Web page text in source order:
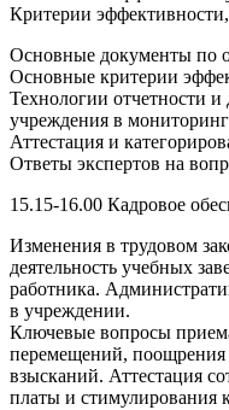
Критерии
Основные документы по
Основные критерии
Технологии отчетности и
учреждения в
Аттестация и
Ответы экспертов на
15.15-16.00 Кадровое
Изменения в трудовом
деятельность учебных
работника.
в учреждении.
Ключевые вопросы
перемещений, поощрения
взысканий. Аттестация
платы и стимулирования